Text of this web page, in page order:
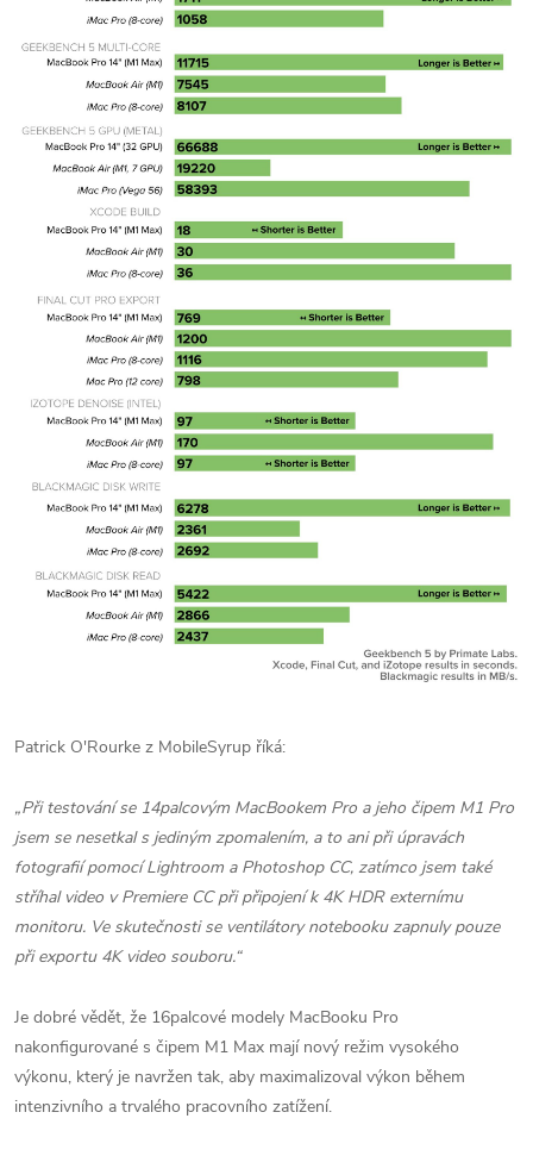
Patrick O'Rourke z MobileSyrup říká:
„Při testování se 14palcovým MacBookem Pro a jeho čipem M1 Pro
jsem se nesetkal s jediným zpomalením, a to ani při úpravách
fotografií pomocí Lightroom a Photoshop CC, zatímco jsem také
stříhal video v Premiere CC při připojení k 4K HDR externímu
monitoru. Ve skutečnosti se ventilátory notebooku zapnuly pouze
při exportu 4K video souboru.“
Je dobré vědět, že 16palcové modely MacBooku Pro
nakonfigurované s čipem M1 Max mají nový režim vysokého
výkonu, který je navržen tak, aby maximalizoval výkon během
intenzivního a trvalého pracovního zatížení.